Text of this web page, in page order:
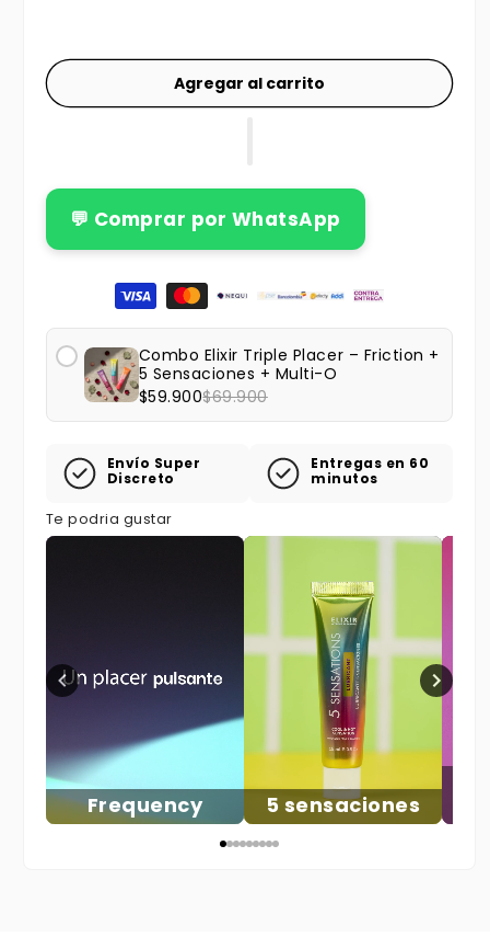
Agregar al carrito
💬 Comprar por WhatsApp
Formas de pago
Combo Elixir Triple Placer – Friction +
5 Sensaciones + Multi-O
$59.900$69.900
Envío Super
Discreto
Entregas en 60
minutos
Te podria gustar
Frequency 5 sensaciones